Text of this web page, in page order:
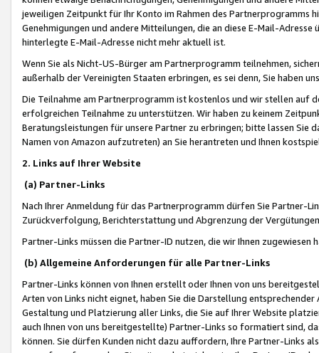
jeweiligen Zeitpunkt für Ihr Konto im Rahmen des Partnerprogramms
Genehmigungen und andere Mitteilungen, die an diese E-Mail-
hinterlegte E-Mail-Adresse nicht mehr aktuell ist.
Wenn Sie als Nicht-US-Bürger am Partnerprogramm teilnehmen,
außerhalb der Vereinigten Staaten erbringen, es sei denn, Sie haben
Die Teilnahme am Partnerprogramm ist kostenlos und wir stellen auf
erfolgreichen Teilnahme zu unterstützen. Wir haben zu keinem
Beratungsleistungen für unsere Partner zu erbringen; bitte lassen Sie
Namen von Amazon aufzutreten) an Sie herantreten und Ihnen
2. Links auf Ihrer Website
(a) Partner-Links
Nach Ihrer Anmeldung für das Partnerprogramm dürfen Sie Partner-
Zurückverfolgung, Berichterstattung und Abgrenzung der
Partner-Links müssen die Partner-ID nutzen, die wir Ihnen zugewiesen
(b) Allgemeine Anforderungen für alle Partner-Links
Partner-Links können von Ihnen erstellt oder Ihnen von uns
Arten von Links nicht eignet, haben Sie die Darstellung
Gestaltung und Platzierung aller Links, die Sie auf Ihrer Website
auch Ihnen von uns bereitgestellte) Partner-Links so formatiert sind,
können. Sie dürfen Kunden nicht dazu auffordern, Ihre Partner-Links